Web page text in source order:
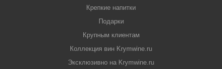
Крепкие напитки
Подарки
Крупным клиентам
Коллекция вин Krymwine.ru
Эксклюзивно на Krymwine.ru